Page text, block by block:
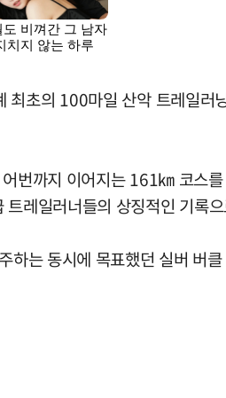
초의 100마일 산악 트레일러
번까지 이어지는 161㎞ 코스
레일러너들의 상징적인 기록
는 동시에 목표했던 실버 버